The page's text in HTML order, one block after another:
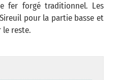
fer forgé traditionnel. Les
pour la partie basse et
reste.